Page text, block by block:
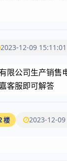
2023-12-09 15:11:01
限公司生产销售
客服即可解答
楼 2023-12-